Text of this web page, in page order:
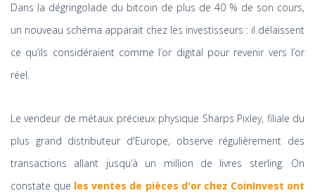
Dans la dégringolade du bitcoin de plus de 40 % de son cours,
un nouveau schéma apparait chez les investisseurs : il délaissent
ce qu’ils considéraient comme l’or digital pour revenir vers l’or
réel.
Le vendeur de métaux précieux physique Sharps Pixley, filiale du
plus grand distributeur d'Europe, observe régulièrement des
transactions allant jusqu’à un million de livres sterling. On
constate que les ventes de pièces d'or chez CoinInvest ont